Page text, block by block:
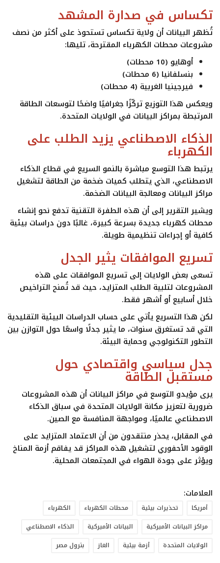
تكساس في صدارة المشهد
تُظهر البيانات أن ولاية تكساس تستحوذ على أكثر من نصف
مشروعات محطات الكهرباء المقترحة، تليها:
أوهايو (10 محطات)
بنسلفانيا (6 محطات)
فيرجينيا الغربية (4 محطات)
ويعكس هذا التوزيع تركّزًا جغرافيًا واضحًا لتوسعات الطاقة
المرتبطة بمراكز البيانات في الولايات المتحدة.
الذكاء الاصطناعي يزيد الطلب على
الكهرباء
يرتبط هذا التوسع مباشرة بالنمو السريع في قطاع الذكاء
الاصطناعي، الذي يتطلب كميات ضخمة من الطاقة لتشغيل
مراكز البيانات ومعالجة البيانات الضخمة.
ويشير التقرير إلى أن هذه الطفرة التقنية تدفع نحو إنشاء
محطات كهرباء جديدة بسرعة كبيرة، غالبًا دون دراسات بيئية
كافية أو إجراءات تنظيمية طويلة.
تسريع الموافقات يثير الجدل
تسعى بعض الولايات إلى تسريع الموافقات على هذه
المشروعات لتلبية الطلب المتزايد، حيث قد تُمنح التراخيص
خلال أسابيع أو أشهر فقط.
لكن هذا التسريع يأتي على حساب الدراسات البيئية التقليدية
التي قد تستغرق سنوات، ما يثير جدلًا واسعًا حول التوازن بين
التطور التكنولوجي وحماية البيئة.
جدل سياسي واقتصادي حول
مستقبل الطاقة
يرى مؤيدو التوسع في مراكز البيانات أن هذه المشروعات
ضرورية لتعزيز مكانة الولايات المتحدة في سباق الذكاء
الاصطناعي عالميًا، ومواجهة المنافسة مع الصين.
في المقابل، يحذر منتقدون من أن الاعتماد المتزايد على
الوقود الأحفوري لتشغيل هذه المراكز قد يفاقم أزمة المناخ
ويؤثر على جودة الهواء في المجتمعات المحلية.
العلامات:
أمريكا تحذيرات بيئية محطات الكهرباء
الكهرباء
مراكز البيانات الأميركية
البيانات الأميركية
الذكاء الاصطناعي
الولايات المتحدة
أزمة بيئية الغاز بترول مصر